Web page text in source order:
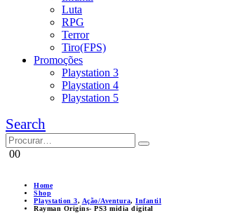
Luta
RPG
Terror
Tiro(FPS)
Promoções
Playstation 3
Playstation 4
Playstation 5
Search
00
Home
Shop
Playstation 3, Ação/Aventura, Infantil
Rayman Origins- PS3 midia digital